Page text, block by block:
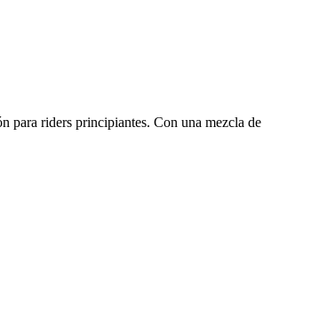
para riders principiantes. Con una mezcla de